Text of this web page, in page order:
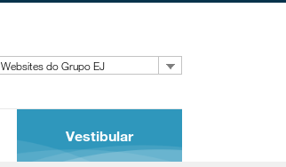
Websites do Grupo EJ
Vestibular